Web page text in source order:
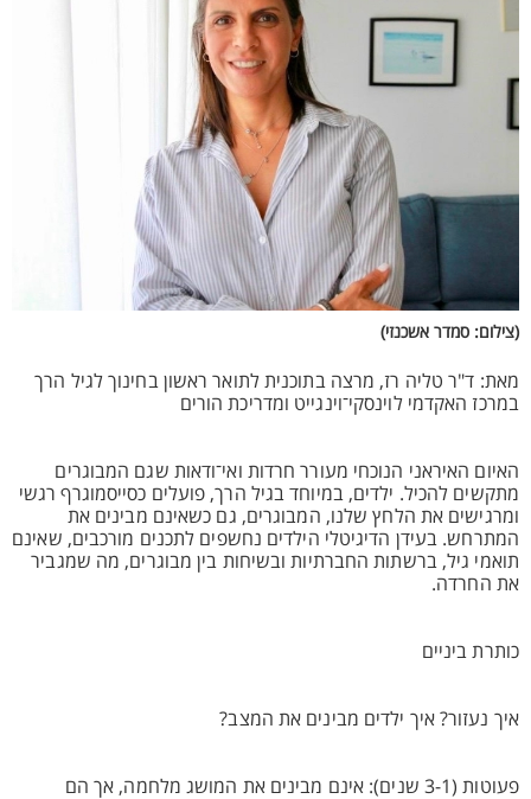
(צילום: סמדר אשכנזי)
מאת: ד"ר טליה רז, מרצה בתוכנית לתואר ראשון בחינוך לגיל הרך
במרכז האקדמי לוינסקי־וינגייט ומדריכת הורים
האיום האיראני הנוכחי מעורר חרדות ואי־ודאות שגם המבוגרים
מתקשים להכיל. ילדים, במיוחד בגיל הרך, פועלים כסייסמוגרף רגשי
ומרגישים את הלחץ שלנו, המבוגרים, גם כשאינם מבינים את
המתרחש. בעידן הדיגיטלי הילדים נחשפים לתכנים מורכבים, שאינם
תואמי גיל, ברשתות החברתיות ובשיחות בין מבוגרים, מה שמגביר
את החרדה.
כותרת ביניים
איך נעזור? איך ילדים מבינים את המצב?
פעוטות (3-1 שנים): אינם מבינים את המושג מלחמה, אך הם